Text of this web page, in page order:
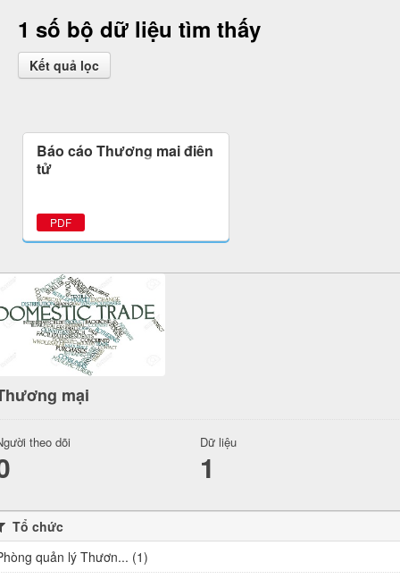
1 số bộ dữ liệu tìm thấy
Kết quả lọc
Báo cáo Thương mại điện
tử
PDF
mại
theo dõi Dữ liệu
1
Tổ chức
quản lý Thươn... (1)